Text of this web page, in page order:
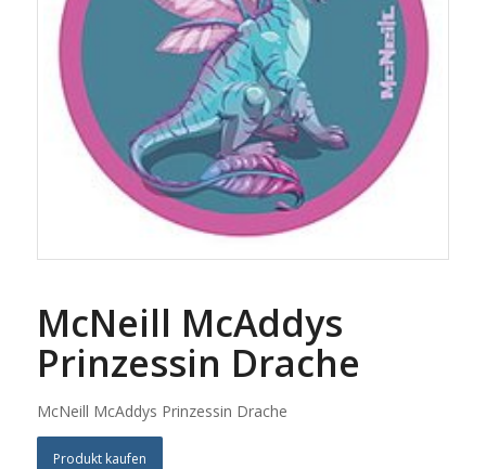
McNeill McAddys
Prinzessin Drache
McNeill McAddys Prinzessin Drache
Produkt kaufen